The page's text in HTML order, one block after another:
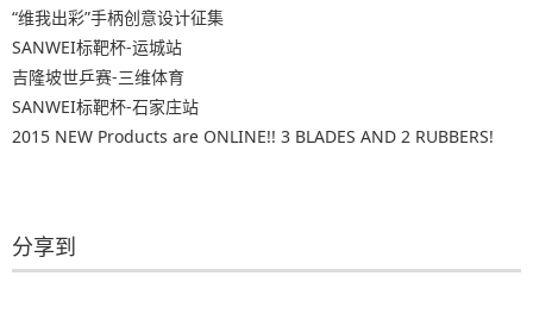
“维我出彩”手柄创意设计征集
SANWEI标靶杯-运城站
吉隆坡世乒赛-三维体育
SANWEI标靶杯-石家庄站
2015 NEW Products are ONLINE!! 3 BLADES AND 2 RUBBERS!
分享到